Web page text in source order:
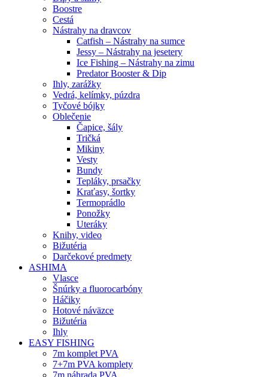
Boostre
Cestá
Nástrahy na dravcov
Catfish – Nástrahy na sumce
Jessy – Nástrahy na jesetery
Ice Fishing – Nástrahy na zimu
Predator Booster & Dip
Ihly, zarážky
Vedrá, kelímky, púzdra
Tyčové bójky
Oblečenie
Čapice, šály
Tričká
Mikiny
Vesty
Bundy
Tepláky, prsačky
Kraťasy, šortky
Termoprádlo
Ponožky
Uteráky
Knihy, video
Bižutéria
Darčekové predmety
ASHIMA
Vlasce
Šnúrky a fluorocarbóny
Háčiky
Hotové náväzce
Bižutéria
Ihly
EASY FISHING
7m komplet PVA
7+7m PVA komplety
7m náhrada PVA